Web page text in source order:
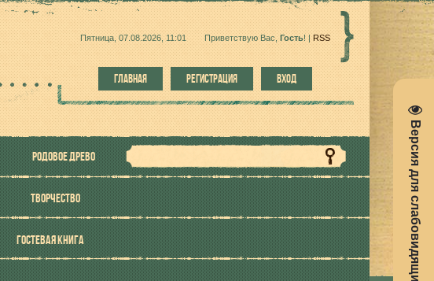
Версия для слабовидящих
Пятница, 07.08.2026, 11:01 Приветствую Вас Гость! | RSS
ГЛАВНАЯ РЕГИСТРАЦИЯ ВХОД
РОДОВОЕ ДРЕВО
ТВОРЧЕСТВО
ГОСТЕВАЯ КНИГА